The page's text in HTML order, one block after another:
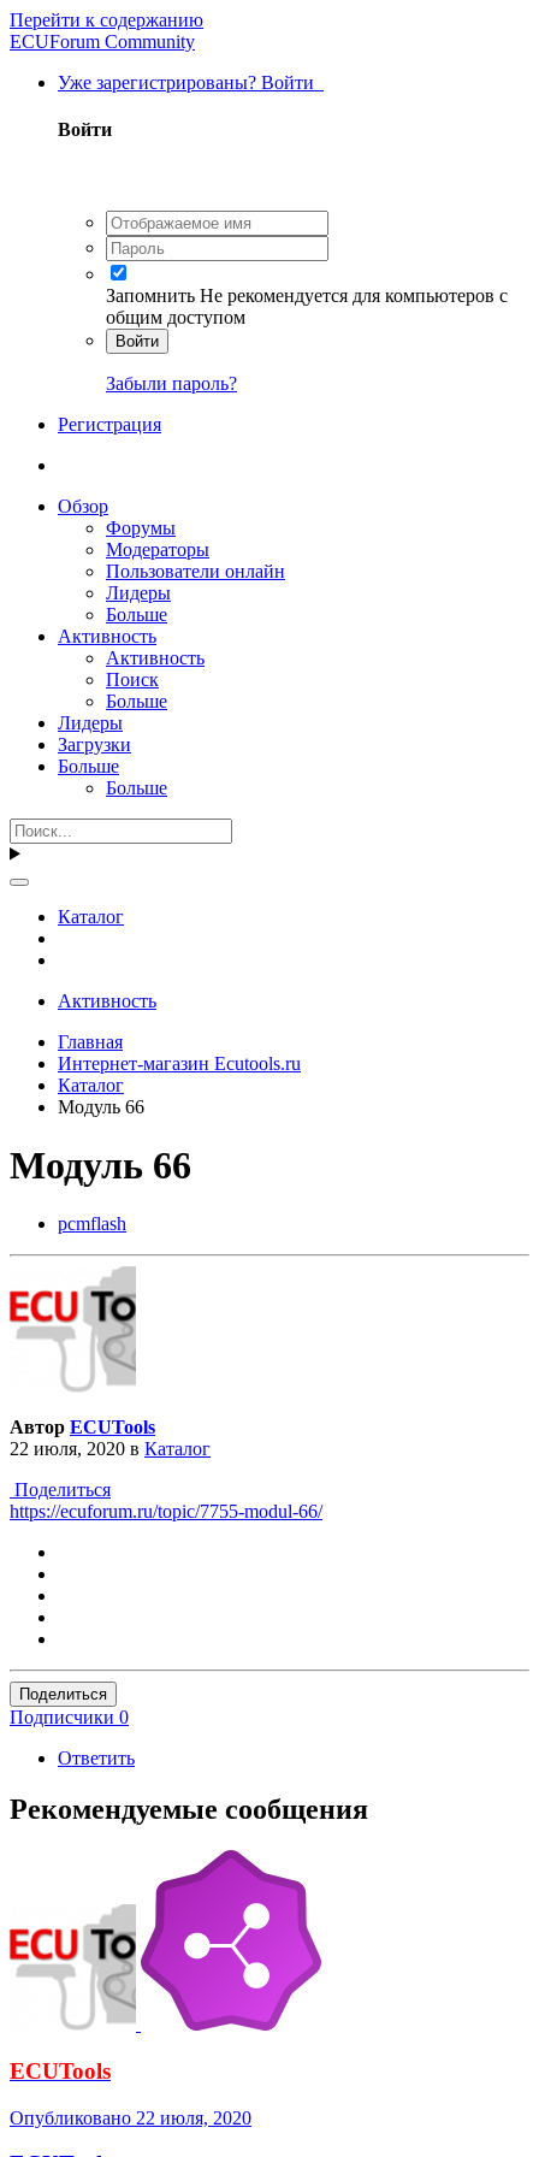
Перейти к содержанию
ECUForum Community
Уже зарегистрированы? Войти
Войти
Запомнить Не рекомендуется для компьютеров с
общим доступом
Войти
Забыли пароль?
Регистрация
Обзор
Форумы
Модераторы
Пользователи онлайн
Лидеры
Больше
Активность
Активность
Поиск
Больше
Лидеры
Загрузки
Больше
Больше
Каталог
Активность
Главная
Интернет-магазин Ecutools.ru
Каталог
Модуль 66
Модуль 66
pcmflash
Автор ECUTools
22 июля, 2020 в Каталог
Поделиться
https://ecuforum.ru/topic/7755-modul-66/
Поделиться
Подписчики 0
Ответить
Рекомендуемые сообщения
ECUTools
Опубликовано 22 июля, 2020